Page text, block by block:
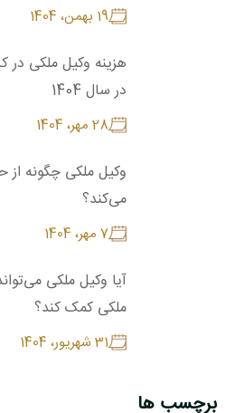
19 بهمن، 1404
هزینه وکیل ملکی
در سال 1404
28 مهر، 1404
وکیل ملکی چگونه
می‌کند؟
7 مهر، 1404
آیا وکیل ملکی
ملکی کمک کند؟
31 شهريور، 1404
برچسب ها